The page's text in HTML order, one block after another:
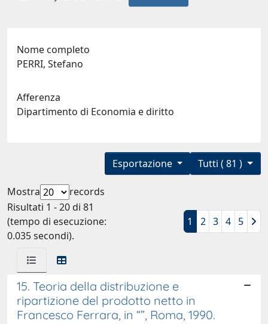
Nome completo
PERRI, Stefano
Afferenza
Dipartimento di Economia e diritto
Tutti ( 81 )
Esportazione
Mostra
records
Risultati 1 - 20 di 81
(tempo di esecuzione:
0.035 secondi).
1 2 3 4 5
15. Teoria della distribuzione e
ripartizione del prodotto netto in
Francesco Ferrara, in “”, Roma, 1990.